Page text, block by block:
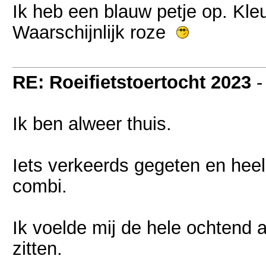
Ik heb een blauw petje op.
Waarschijnlijk roze
RE: Roeifietstoertocht 2023
Ik ben alweer thuis.
Iets verkeerds gegeten en
combi.
Ik voelde mij de hele ochtend
zitten.